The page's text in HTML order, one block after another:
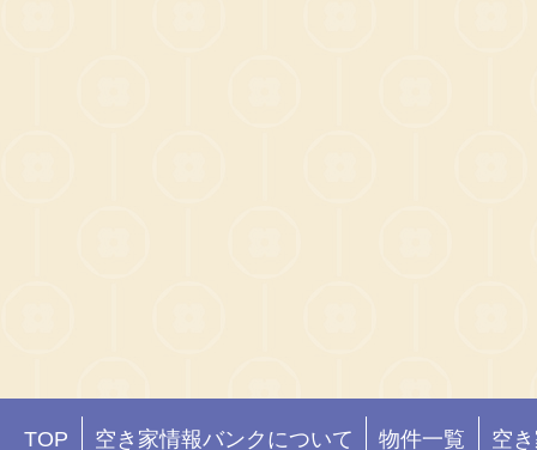
TOP 空き家情報バンクについて 物件一覧 空